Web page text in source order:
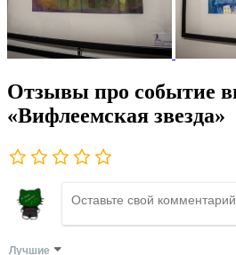
Отзывы про событие
«Вифлеемская звезда»
Лучшие